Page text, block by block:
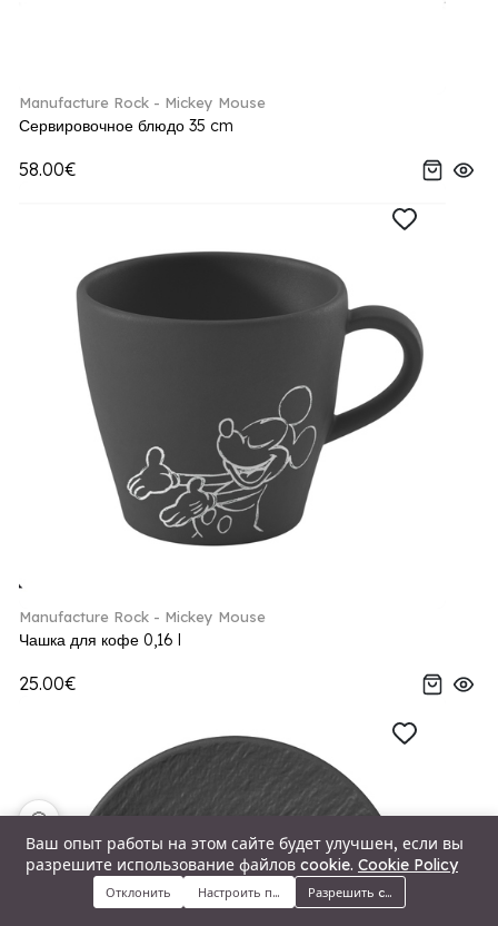
Меню Категории Поиск Корзина
Manufacture Rock - Mickey Mouse
Сервировочное блюдо 35 cm
58.00€
Manufacture Rock - Mickey Mouse
Чашка для кофе 0,16 l
25.00€
Ваш опыт работы на этом сайте будет улучшен, если вы
разрешите использование файлов cookie. Cookie Policy
Отклонить Настроить предпочтенияРазрешить cookie
🍪